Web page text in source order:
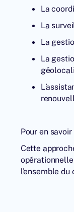
La
La
La
La
Pour en
Cette
l’ensemble